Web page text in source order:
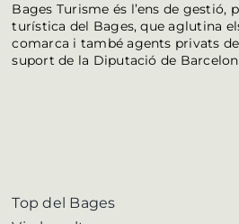
Bages Turisme és l’ens de
turística del Bages, que aglutina
comarca i també agents privats
suport de la Diputació de
Top del Bages